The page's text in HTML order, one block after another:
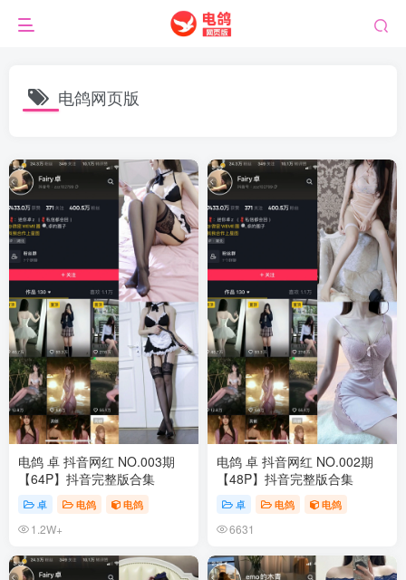
电鸽网页版
电鸽 卓 抖音网红 NO.003期
【64P】抖音完整版合集
卓 电鸽 电鸽
1.2W+
电鸽 卓 抖音网红 NO.002期
【48P】抖音完整版合集
卓 电鸽 电鸽
6631